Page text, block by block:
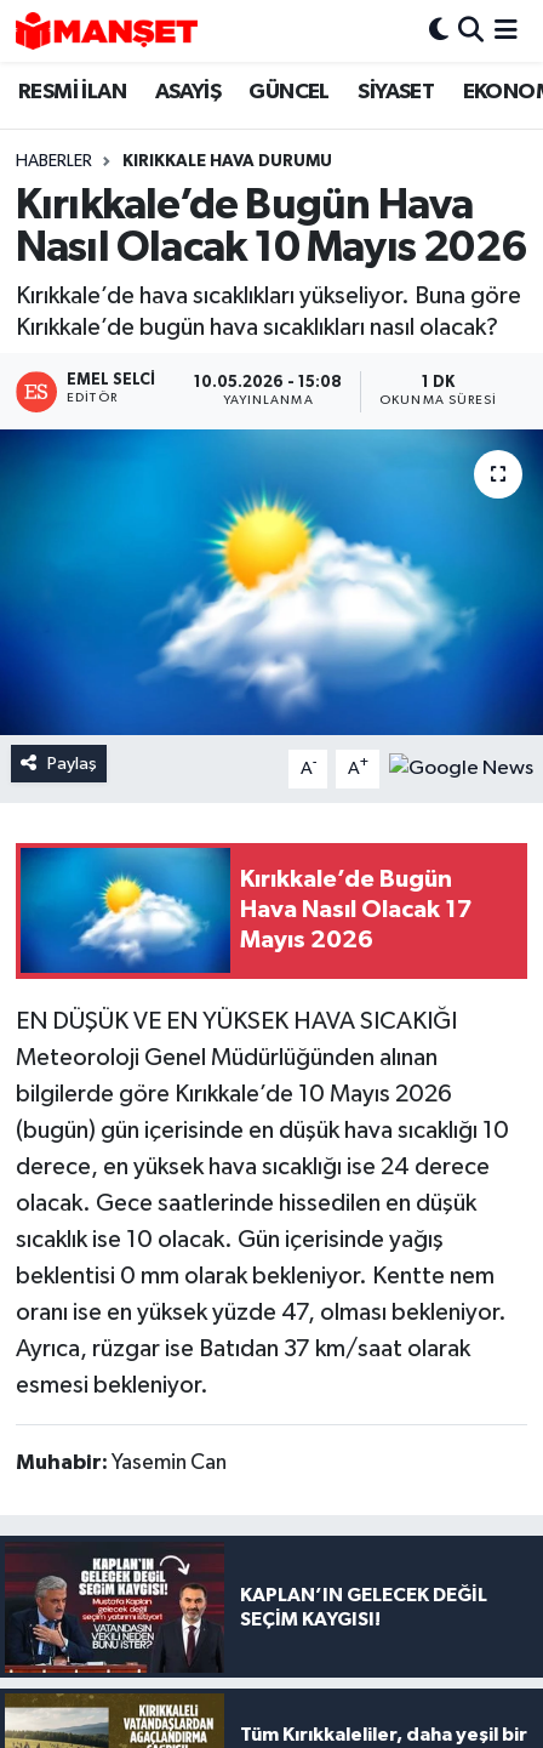
RESMİ İLAN ASAYİŞ GÜNCEL SİYASET
HABERLER KIRIKKALE HAVA DURUMU
Kırıkkale’de Bugün Hava
Nasıl Olacak 10 Mayıs 2026
Kırıkkale’de hava sıcaklıkları yükseliyor. Buna göre
Kırıkkale’de bugün hava sıcaklıkları nasıl olacak?
EMEL SELCI
EDITÖR
10.05.2026 - 15:08
YAYINLANMA
1 DK
OKUNMA SÜRESI
Paylaş A- A+
Kırıkkale’de Bugün
Hava Nasıl Olacak 17
Mayıs 2026
EN DÜŞÜK VE EN YÜKSEK HAVA SICAKIĞI
Meteoroloji Genel Müdürlüğünden alınan
bilgilerde göre Kırıkkale’de 10 Mayıs 2026
(bugün) gün içerisinde en düşük hava sıcaklığı 10
derece, en yüksek hava sıcaklığı ise 24 derece
olacak. Gece saatlerinde hissedilen en düşük
sıcaklık ise 10 olacak. Gün içerisinde yağış
beklentisi 0 mm olarak bekleniyor. Kentte nem
oranı ise en yüksek yüzde 47, olması bekleniyor.
Ayrıca, rüzgar ise Batıdan 37 km/saat olarak
esmesi bekleniyor.
Muhabir: Yasemin Can
KAPLAN’IN GELECEK DEĞİL
SEÇİM KAYGISI!
Tüm Kırıkkaleliler, daha yeşil bir
Hava Durumu
Trafik Durumu
Süper Lig Puan Durumu ve Fikstür
Son Dakika Haberleri
Haber Arşivi